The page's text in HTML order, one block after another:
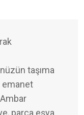
taşıma
emanet